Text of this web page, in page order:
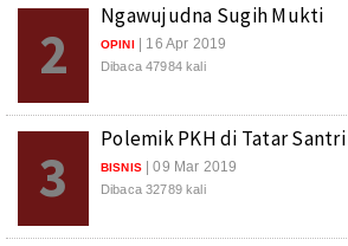
2
Ngawujudna Sugih Mukti
OPINI | 16 Apr 2019
Dibaca 47984 kali
3
Polemik PKH di Tatar Santri
BISNIS | 09 Mar 2019
Dibaca 32789 kali